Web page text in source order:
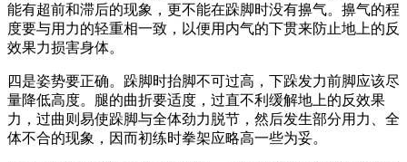
能有超前和滞后的现象，更不能在跺脚时没有擤气。擤气的程
度要与用力的轻重相一致，以便用内气的下贯来防止地上的反
效果力损害身体。
四是姿势要正确。跺脚时抬脚不可过高，下跺发力前脚应该尽
量降低高度。腿的曲折要适度，过直不利缓解地上的反效果
力，过曲则易使跺脚与全体劲力脱节，然后发生部分用力、全
体不合的现象，因而初练时拳架应略高一些为妥。